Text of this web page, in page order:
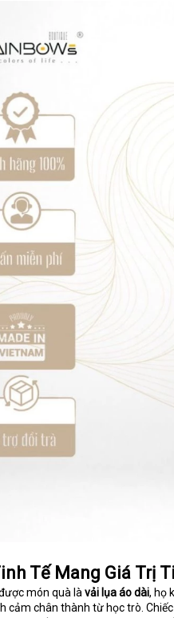
Tế Mang Giá Trị
món quà là vải lụa áo dài, họ
cảm chân thành từ học trò.